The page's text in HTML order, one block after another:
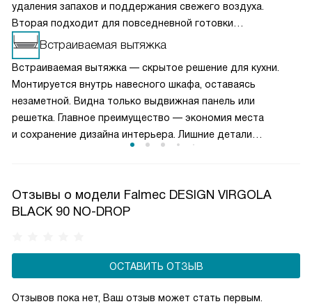
удаления запахов и поддержания свежего воздуха.
Вторая подходит для повседневной готовки
и стабильного отвода пара. Третья, максимальная,
включается при интенсивной жарке или кипячении. Такой
выбор режимов позволяет эффективно очищать воздух,
контролировать уровень шума и рационально
расходовать электроэнергию, создавая комфортные
условия на кухне.
Встраиваемая вытяжка
Встраиваемая вытяжка — скрытое решение для кухни.
Монтируется внутрь навесного шкафа, оставаясь
незаметной. Видна только выдвижная панель или
решетка. Главное преимущество — экономия места
и сохранение дизайна интерьера. Лишние детали
не уступает купольным моделям. Жироулавливающие
фильтры легкодоступны для чистки.
Отзывы о модели Falmec DESIGN VIRGOLA
BLACK 90 NO-DROP
ОСТАВИТЬ ОТЗЫВ
Отзывов пока нет, Ваш отзыв может стать первым.